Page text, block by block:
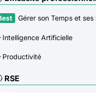
Gérer son Temps et ses
Intelligence Artificielle
Productivité
RSE